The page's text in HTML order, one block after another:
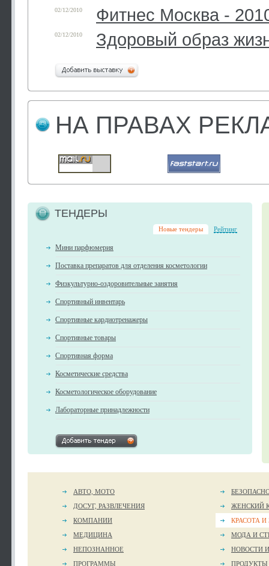
02/12/2010 Фитнес Москва -
02/12/2010 Здоровый образ
НА ПРАВАХ
ТЕНДЕРЫ
Новые тендеры Рейтинг
Мини парфюмерия
Поставка препаратов для отделения косметологии
Физкультурно-оздоровительные занятия
Спортивный инвентарь
Спортивные кардиотренажеры
Спортивные товары
Спортивная форма
Косметические средства
Косметологическое оборудование
Лабораторные принадлежности
АВТО, МОТО
ДОСУГ, РАЗВЛЕЧЕНИЯ
ЖЕНСКИЙ
КОМПАНИИ
КРАСОТА И
МЕДИЦИНА
МОДА И
НЕПОЗНАННОЕ
НОВОСТИ
ПРОГРАММЫ